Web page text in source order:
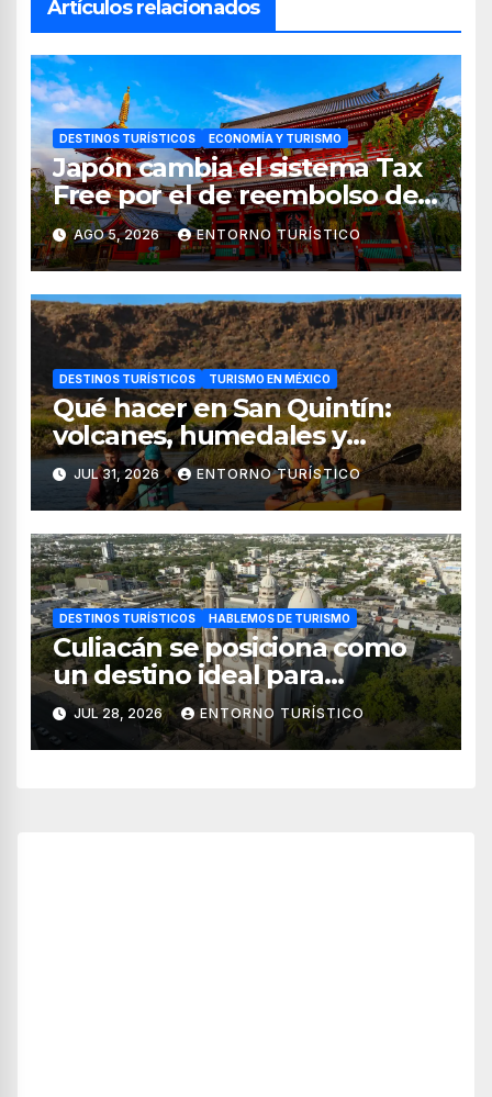
Artículos relacionados
DESTINOS TURÍSTICOS ECONOMÍA Y TURISMO
Japón cambia el sistema Tax
Free por el de reembolso de
impuestos desde noviembre
de 2026
AGO 5, 2026 ENTORNO TURÍSTICO
DESTINOS TURÍSTICOS TURISMO EN MÉXICO
Qué hacer en San Quintín:
volcanes, humedales y
sabores del mar
JUL 31, 2026 ENTORNO TURÍSTICO
DESTINOS TURÍSTICOS HABLEMOS DE TURISMO
Culiacán se posiciona como
un destino ideal para
combinar negocios y turismo
JUL 28, 2026 ENTORNO TURÍSTICO